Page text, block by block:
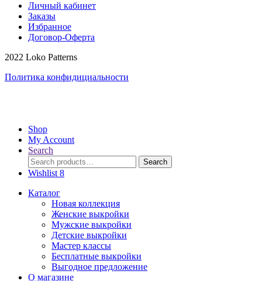
Личный кабинет
Заказы
Избранное
Договор-Оферта
2022 Loko Patterns
Политика конфидициальности
Shop
My Account
Search
Search
for:
Search
Wishlist 8
Каталог
Новая коллекция
Женские выкройки
Мужские выкройки
Детские выкройки
Мастер классы
Бесплатные выкройки
Выгодное предложение
О магазине